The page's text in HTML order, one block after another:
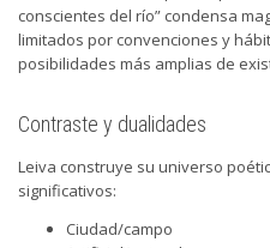
conscientes del río” condensa
limitados por convenciones y
posibilidades más amplias de
Contraste y dualidades
Leiva construye su universo
significativos:
Ciudad/campo